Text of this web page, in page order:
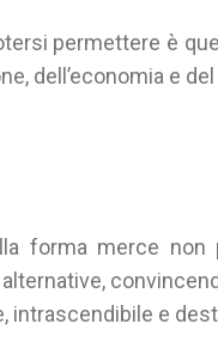
permettere è
dell’economia e del
forma merce
intrascendibile e